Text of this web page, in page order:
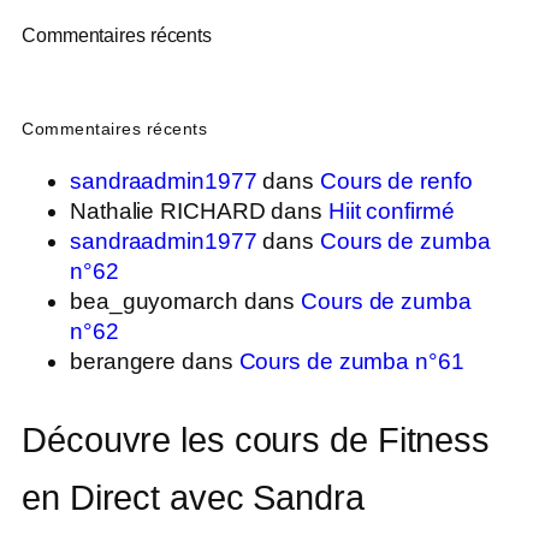
Commentaires récents
Commentaires récents
sandraadmin1977 dans Cours de renfo
Nathalie RICHARD dans Hiit confirmé
sandraadmin1977 dans Cours de zumba
n°62
bea_guyomarch dans Cours de zumba
n°62
berangere dans Cours de zumba n°61
Découvre les cours de Fitness
en Direct avec Sandra